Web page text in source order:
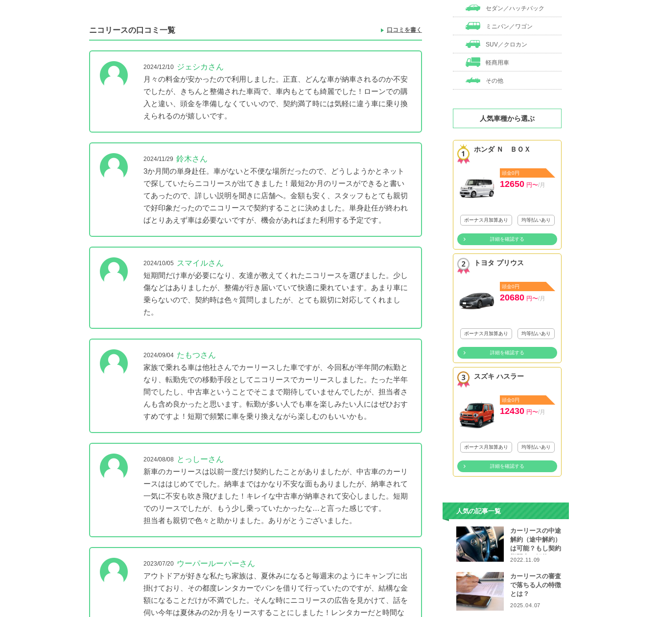
ニコリースの口コミ一覧 口コミを書く
2024/12/10 ジェシカさん
月々の料金が安かったので利用しました。正直、どんな車が納車されるのか不安
でしたが、きちんと整備された車両で、車内もとても綺麗でした！ローンでの購
入と違い、頭金を準備しなくていいので、契約満了時には気軽に違う車に乗り換
えられるのが嬉しいです。
2024/11/29 鈴木さん
3か月間の単身赴任。車がないと不便な場所だったので、どうしようかとネット
で探していたらニコリースが出てきました！最短2か月のリースができると書い
てあったので、詳しい説明を聞きに店舗へ。金額も安く、スタッフもとても親切
で好印象だったのでニコリースで契約することに決めました。単身赴任が終われ
ばとりあえず車は必要ないですが、機会があればまた利用する予定です。
2024/10/05
スマイルさん
短期間だけ車が必要になり、友達が教えてくれたニコリースを選びました。少し
傷などはありましたが、整備が行き届いていて快適に乗れています。あまり車に
乗らないので、契約時は色々質問しましたが、とても親切に対応してくれまし
た。
2024/09/04 たもつさん
家族で乗れる車は他社さんでカーリースした車ですが、今回私が半年間の転勤と
なり、転勤先での移動手段としてニコリースでカーリースしました。たった半年
間でしたし、中古車ということでそこまで期待していませんでしたが、担当者さ
んも含め良かったと思います。転勤が多い人でも車を楽しみたい人にはぜひおす
すめですよ！短期で頻繁に車を乗り換えながら楽しむのもいいかも。
2024/08/08
とっしーさん
新車のカーリースは以前一度だけ契約したことがありましたが、中古車のカーリ
ースははじめてでした。納車まではかなり不安な面もありましたが、納車されて
一気に不安も吹き飛びました！キレイな中古車が納車されて安心しました。短期
でのリースでしたが、もう少し乗っていたかったな…と言った感じです。
担当者も親切で色々と助かりました。ありがとうございました。
2023/07/20 ウーパールーパーさん
アウトドアが好きな私たち家族は、夏休みになると毎週末のようにキャンプに出
掛けており、その都度レンタカーでバンを借りて行っていたのですが、結構な金
額になることだけが不満でした。そんな時にニコリースの広告を見かけて、話を
伺い今年は夏休みの2か月をリースすることにしました！レンタカーだと時間な
セダン／ハッチバック
ミニバン／ワゴン
SUV／クロカン
軽商用車
その他
人気車種から選ぶ
ホンダ Ｎ ＢＯＸ
頭金0円
12650 円〜/月
ボーナス月加算あり 均等払いあり
詳細を確認する
トヨタ プリウス
頭金0円
20680 円〜/月
ボーナス月加算あり 均等払いあり
詳細を確認する
スズキ ハスラー
頭金0円
12430 円〜/月
ボーナス月加算あり 均等払いあり
詳細を確認する
人気の記事一覧
カーリースの中途
解約（途中解約）
は可能？もし契約
期間中に解約をし
なったら…
2022.11.09
カーリースの審査
で落ちる人の特徴
とは？
2025.04.07